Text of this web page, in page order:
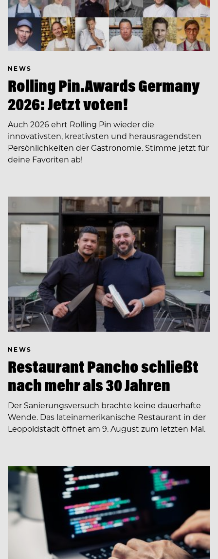
NEWS
Rolling Pin.Awards Germany
2026: Jetzt voten!
Auch 2026 ehrt Rolling Pin wieder die
innovativsten, kreativsten und herausragendsten
Persönlichkeiten der Gastronomie. Stimme jetzt für
deine Favoriten ab!
NEWS
Restaurant Pancho schließt
nach mehr als 30 Jahren
Der Sanierungsversuch brachte keine dauerhafte
Wende. Das lateinamerikanische Restaurant in der
Leopoldstadt öffnet am 9. August zum letzten Mal.